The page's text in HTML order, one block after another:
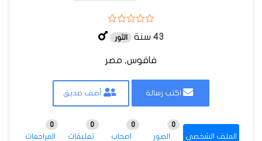
43 سنة الثور
فاقوس, مصر
اكتب رسالة أضف صديق
الملف الشخصي الصور
0
اصحاب
0
تعليقات
0
المراجعات
0